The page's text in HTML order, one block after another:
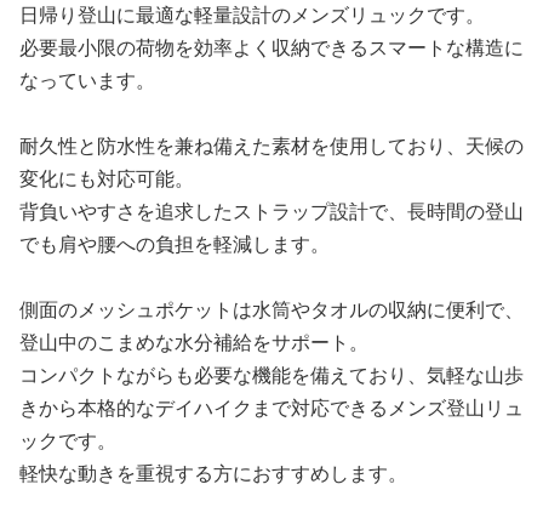
日帰り登山に最適な軽量設計のメンズリュックです。
必要最小限の荷物を効率よく収納できるスマートな構造に
なっています。
耐久性と防水性を兼ね備えた素材を使用しており、天候の
変化にも対応可能。
背負いやすさを追求したストラップ設計で、長時間の登山
でも肩や腰への負担を軽減します。
側面のメッシュポケットは水筒やタオルの収納に便利で、
登山中のこまめな水分補給をサポート。
コンパクトながらも必要な機能を備えており、気軽な山歩
きから本格的なデイハイクまで対応できるメンズ登山リュ
ックです。
軽快な動きを重視する方におすすめします。